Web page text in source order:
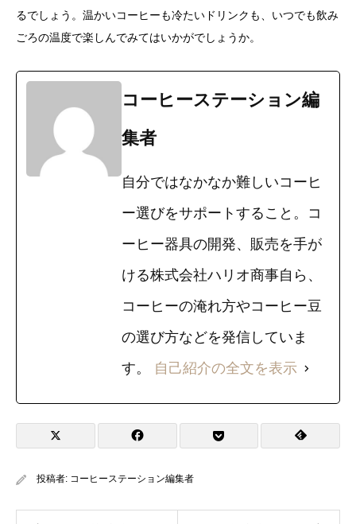
るでしょう。温かいコーヒーも冷たいドリンクも、いつでも飲み
ごろの温度で楽しんでみてはいかがでしょうか。
コーヒーステーション編
集者
自分ではなかなか難しいコーヒ
ー選びをサポートすること。コ
ーヒー器具の開発、販売を手が
ける株式会社ハリオ商事自ら、
コーヒーの淹れ方やコーヒー豆
の選び方などを発信していま
す。 自己紹介の全文を表示
投稿者: コーヒーステーション編集者